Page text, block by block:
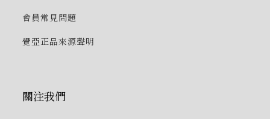
會員常見問題
覺亞正品來源聲明
關注我們